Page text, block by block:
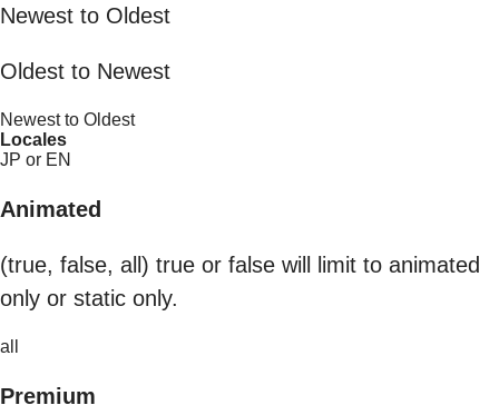
Newest to Oldest
Oldest to Newest
Newest to Oldest
Locales
JP or EN
Animated
(true, false, all) true or false will limit to animated
only or static only.
all
Premium